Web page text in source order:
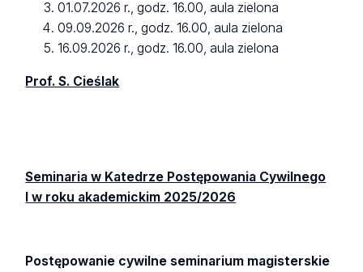
01.07.2026 r., godz. 16.00, aula zielona
09.09.2026 r., godz. 16.00, aula zielona
16.09.2026 r., godz. 16.00, aula zielona
Prof. S. Cieślak
Seminaria w Katedrze Postępowania Cywilnego
I w roku akademickim 2025/2026
Postępowanie cywilne seminarium magisterskie